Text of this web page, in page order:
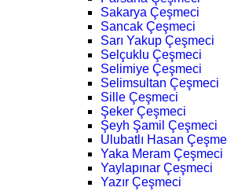
Sakarya Çeşmeci
Sancak Çeşmeci
Sarı Yakup Çeşmeci
Selçuklu Çeşmeci
Selimiye Çeşmeci
Selimsultan Çeşmeci
Sille Çeşmeci
Şeker Çeşmeci
Şeyh Şamil Çeşmeci
Ulubatlı Hasan
Yaka Meram Çeşmeci
Yaylapınar Çeşmeci
Yazır Çeşmeci